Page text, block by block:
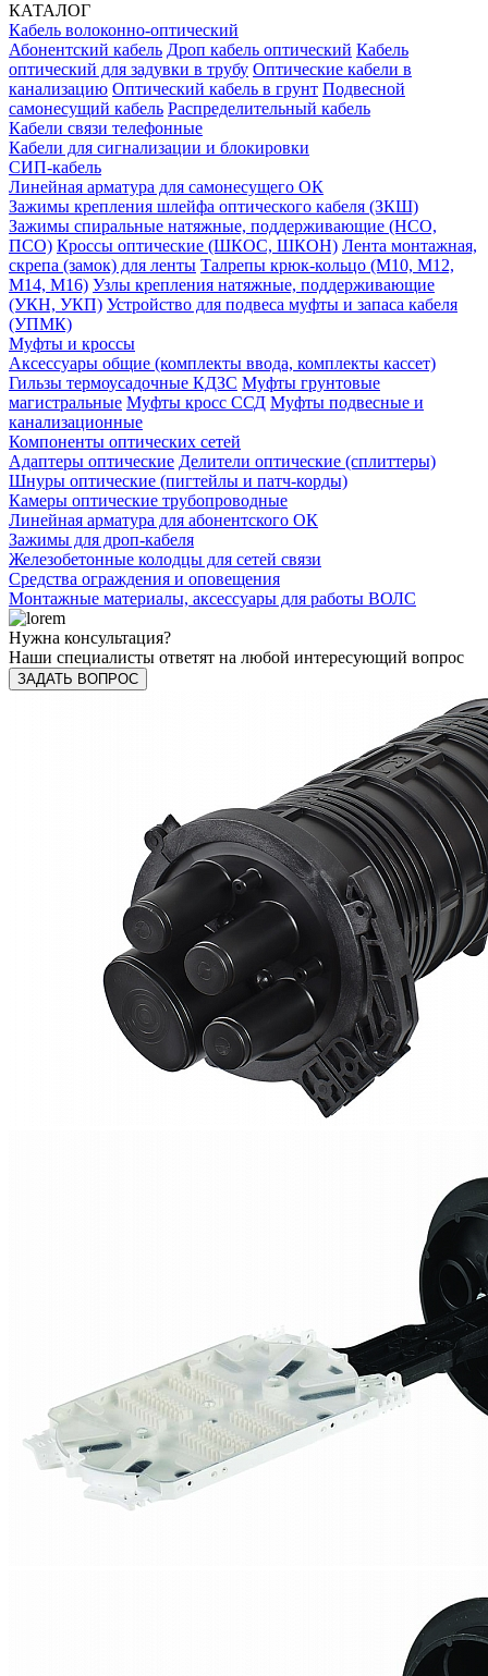
КАТАЛОГ
Кабель волоконно-оптический
Абонентский кабель Дроп кабель оптический Кабель
оптический для задувки в трубу Оптические кабели в
канализацию Оптический кабель в грунт Подвесной
самонесущий кабель Распределительный кабель
Кабели связи телефонные
Кабели для сигнализации и блокировки
СИП-кабель
Линейная арматура для самонесущего ОК
Зажимы крепления шлейфа оптического кабеля (ЗКШ)
Зажимы спиральные натяжные, поддерживающие (НСО,
ПСО) Кроссы оптические (ШКОС, ШКОН) Лента монтажная,
скрепа (замок) для ленты Талрепы крюк-кольцо (М10, М12,
М14, М16) Узлы крепления натяжные, поддерживающие
(УКН, УКП) Устройство для подвеса муфты и запаса кабеля
(УПМК)
Муфты и кроссы
Аксессуары общие (комплекты ввода, комплекты кассет)
Гильзы термоусадочные КДЗС Муфты грунтовые
магистральные Муфты кросс ССД Муфты подвесные и
канализационные
Компоненты оптических сетей
Адаптеры оптические Делители оптические (сплиттеры)
Шнуры оптические (пигтейлы и патч-корды)
Камеры оптические трубопроводные
Линейная арматура для абонентского ОК
Зажимы для дроп-кабеля
Железобетонные колодцы для сетей связи
Средства ограждения и оповещения
Монтажные материалы, аксессуары для работы ВОЛС
Нужна консультация?
Наши специалисты ответят на любой интересующий вопрос
ЗАДАТЬ ВОПРОС